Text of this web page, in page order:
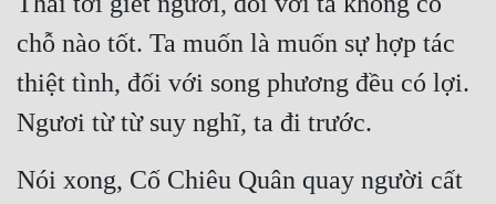
chỗ nào tốt. Ta muốn là muốn sự hợp tác
thiệt tình, đối với song phương đều có lợi.
Ngươi từ từ suy nghĩ, ta đi trước.
Nói xong, Cố Chiêu Quân quay người cất